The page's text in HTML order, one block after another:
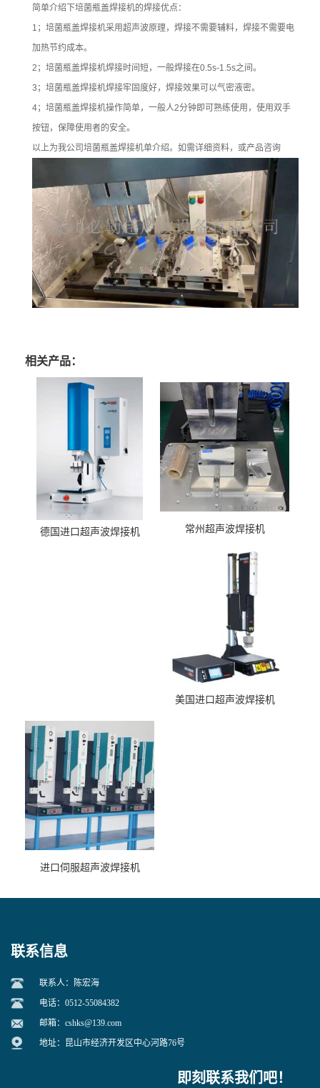
简单介绍下培菌瓶盖焊接机的焊接优点：
1 ；培菌瓶盖焊接机采用超声波原理，焊接不需要辅料，焊接不需要电
加热节约成本。
2 ；培菌瓶盖焊接机焊接时间短，一般焊接在0.5s-1.5s之间。
3 ；培菌瓶盖焊接机焊接牢固度好，焊接效果可以气密液密。
4；培菌瓶盖焊接机操作简单，一般人2分钟即可熟练使用，使用双手
按钮，保障使用者的安全。
以上为我公司培菌瓶盖焊接机单介绍。如需详细资料，或产品咨询
相关产品：
德国进口超声波焊接机 常州超声波焊接机
美国进口超声波焊接机
进口伺服超声波焊接机
联系信息
联系人：陈宏海
电话：0512-55084382
邮箱： cshks@139.com
地址：昆山市经济开发区中心河路76号
即刻联系我们吧！